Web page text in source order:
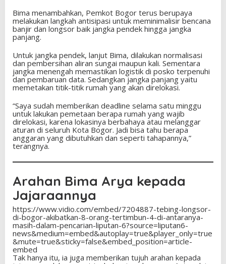
Bima menambahkan, Pemkot Bogor terus berupaya
melakukan langkah antisipasi untuk meminimalisir bencana
banjir dan longsor baik jangka pendek hingga jangka
panjang.
Untuk jangka pendek, lanjut Bima, dilakukan normalisasi
dan pembersihan aliran sungai maupun kali. Sementara
jangka menengah memastikan logistik di posko terpenuhi
dan pembaruan data. Sedangkan jangka panjang yaitu
memetakan titik-titik rumah yang akan direlokasi.
“Saya sudah memberikan deadline selama satu minggu
untuk lakukan pemetaan berapa rumah yang wajib
direlokasi, karena lokasinya berbahaya atau melanggar
aturan di seluruh Kota Bogor. Jadi bisa tahu berapa
anggaran yang dibutuhkan dan seperti tahapannya,”
terangnya.
Arahan Bima Arya kepada
Jajaraannya
https://www.vidio.com/embed/7204887-tebing-longsor-
di-bogor-akibatkan-8-orang-tertimbun-4-di-antaranya-
masih-dalam-pencarian-liputan-6?source=liputan6-
news&medium=embed&autoplay=true&player_only=true
&mute=true&sticky=false&embed_position=article-
embed
Tak hanya itu, ia juga memberikan tujuh arahan kepada